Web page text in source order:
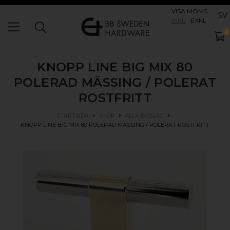
VISA MOMS
INKL
EXKL SV
0
KNOPP LINE BIG MIX 80
POLERAD MÄSSING / POLERAT
ROSTFRITT
STARTSIDA SHOP
ALLA BESLAG
KNOPP LINE BIG MIX 80 POLERAD MÄSSING / POLERAT ROSTFRITT